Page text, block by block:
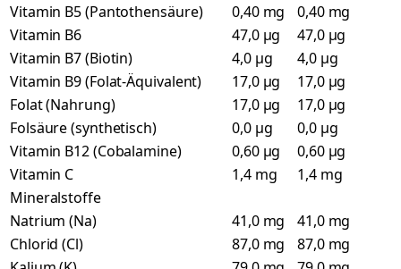
Vitamin B5 (Pantothensäure)
0,40 mg
0,40 mg
Vitamin B6
47,0 µg
47,0 µg
Vitamin B7 (Biotin)
4,0 µg
4,0 µg
Vitamin B9 (Folat-Äquivalent)
17,0 µg
17,0 µg
Folat (Nahrung)
17,0 µg
17,0 µg
Folsäure (synthetisch)
0,0 µg
0,0 µg
Vitamin B12 (Cobalamine)
0,60 µg
0,60 µg
Vitamin C
1,4 mg
1,4 mg
Mineralstoffe
Natrium (Na)
41,0 mg
41,0 mg
Chlorid (Cl)
87,0 mg
87,0 mg